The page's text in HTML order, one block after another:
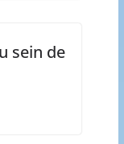
sein de